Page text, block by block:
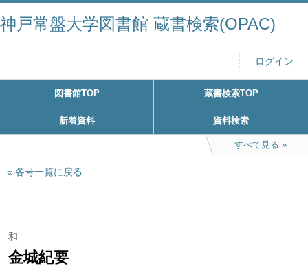
神戸常盤大学図書館 蔵書検索(OPAC)
ログイン
図書館TOP 蔵書検索TOP
新着資料 資料検索
すべて見る
各号一覧に戻る
和
金城紀要